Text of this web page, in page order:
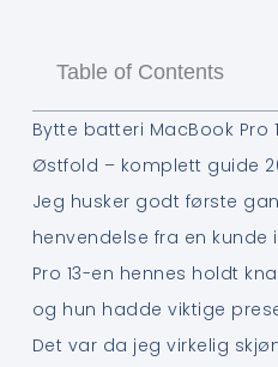
Table of Contents
Bytte batteri MacBook Pro
Østfold – komplett guide
Jeg husker godt første
henvendelse fra en kunde
Pro 13-en hennes holdt
og hun hadde viktige
Det var da jeg virkelig